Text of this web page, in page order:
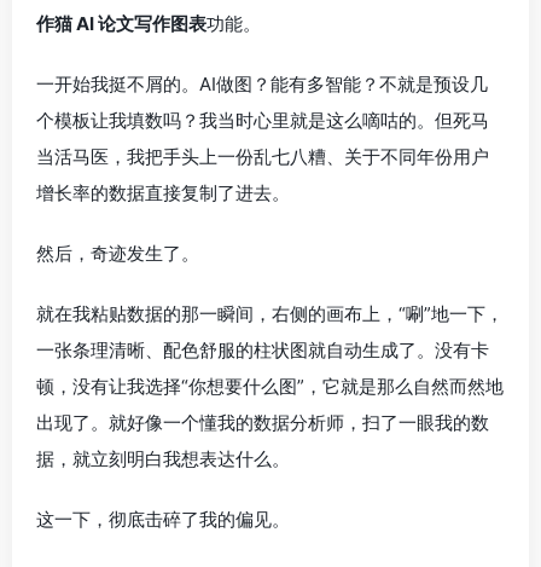
作猫 AI 论文写作图表功能。
一开始我挺不屑的。AI做图？能有多智能？不就是预设几
个模板让我填数吗？我当时心里就是这么嘀咕的。但死马
当活马医，我把手头上一份乱七八糟、关于不同年份用户
增长率的数据直接复制了进去。
然后，奇迹发生了。
就在我粘贴数据的那一瞬间，右侧的画布上，“唰”地一下，
一张条理清晰、配色舒服的柱状图就自动生成了。没有卡
顿，没有让我选择“你想要什么图”，它就是那么自然而然地
出现了。就好像一个懂我的数据分析师，扫了一眼我的数
据，就立刻明白我想表达什么。
这一下，彻底击碎了我的偏见。